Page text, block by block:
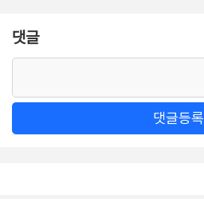
댓글
댓글등록